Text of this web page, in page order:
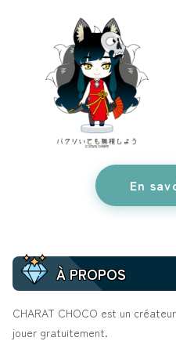
En
À PROPOS
CHARAT CHOCO est un
jouer gratuitement.